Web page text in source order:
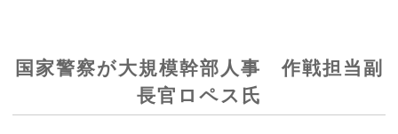
国家警察が大規模幹部人事 作戦担当副
長官ロペス氏